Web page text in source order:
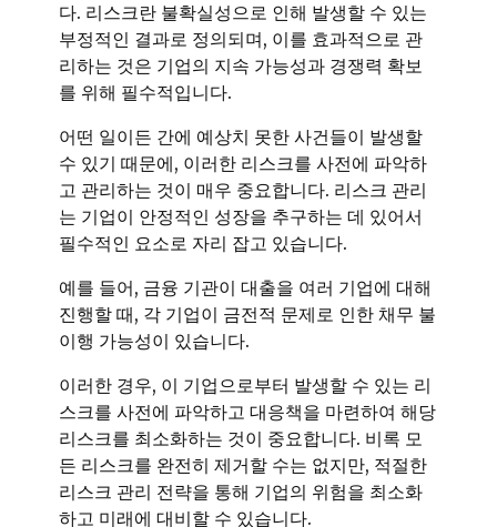
다. 리스크란 불확실성으로 인해 발생할 수 있는
부정적인 결과로 정의되며, 이를 효과적으로 관
리하는 것은 기업의 지속 가능성과 경쟁력 확보
를 위해 필수적입니다.
어떤 일이든 간에 예상치 못한 사건들이 발생할
수 있기 때문에, 이러한 리스크를 사전에 파악하
고 관리하는 것이 매우 중요합니다. 리스크 관리
는 기업이 안정적인 성장을 추구하는 데 있어서
필수적인 요소로 자리 잡고 있습니다.
예를 들어, 금융 기관이 대출을 여러 기업에 대해
진행할 때, 각 기업이 금전적 문제로 인한 채무 불
이행 가능성이 있습니다.
이러한 경우, 이 기업으로부터 발생할 수 있는 리
스크를 사전에 파악하고 대응책을 마련하여 해당
리스크를 최소화하는 것이 중요합니다. 비록 모
든 리스크를 완전히 제거할 수는 없지만, 적절한
리스크 관리 전략을 통해 기업의 위험을 최소화
하고 미래에 대비할 수 있습니다.